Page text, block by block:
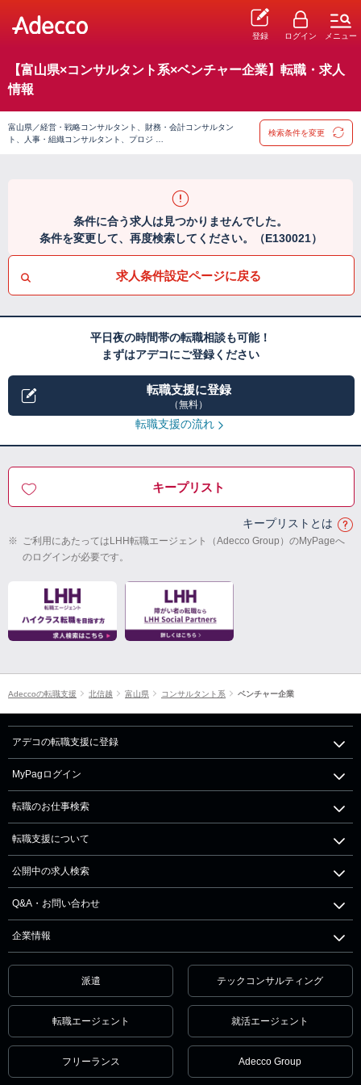
登録 ログイン メニュー
【富山県×コンサルタント系×ベンチャー企業】転職・求人
情報
富山県／経営・戦略コンサルタント、財務・会計コンサルタン
ト、人事・組織コンサルタント、プロジ …
検索条件を変更
条件に合う求人は見つかりませんでした。
条件を変更して、再度検索してください。（E130021）
求人条件設定ページに戻る
平日夜の時間帯の転職相談も可能！
まずはアデコにご登録ください
転職支援に登録
（無料）
転職支援の流れ
キープリスト
キープリストとは
※ ご利用にあたってはLHH転職エージェント（Adecco Group）のMyPageへ
のログインが必要です。
Adeccoの転職支援 北信越 富山県 コンサルタント系 ベンチャー企業
アデコの転職支援に登録
MyPagログイン
転職のお仕事検索
転職支援について
公開中の求人検索
Q&A・お問い合わせ
企業情報
派遣 テックコンサルティング
転職エージェント 就活エージェント
フリーランス Adecco Group